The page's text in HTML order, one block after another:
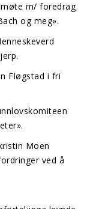
m/ foredrag
og meg».
Fløgstad i fri
Moen
ved å